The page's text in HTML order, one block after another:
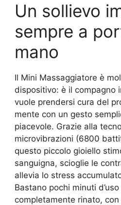
Un sollievo
sempre a
mano
Il Mini Massaggiatore è
dispositivo: è il compagno
vuole prendersi cura del
mente con un gesto
piacevole. Grazie alla
microvibrazioni (6800
questo piccolo gioiello
sanguigna, scioglie le
allevia lo stress
Bastano pochi minuti
completamente rinato,